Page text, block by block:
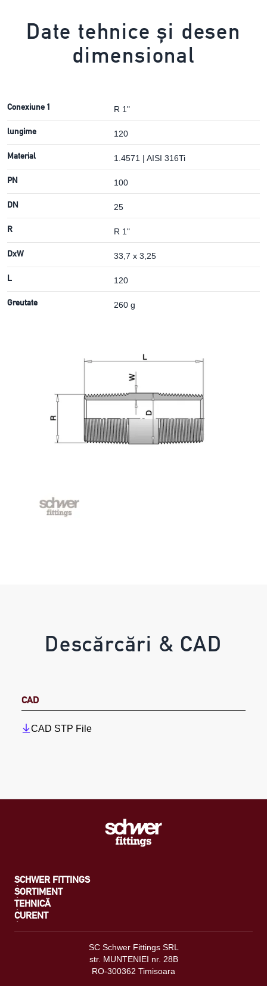
Date tehnice și desen
dimensional
Conexiune 1 R 1"
lungime 120
Material 1.4571 | AISI 316Ti
PN 100
DN 25
R R 1"
DxW 33,7 x 3,25
L 120
Greutate 260 g
Descărcări & CAD
CAD
CAD STP File
SCHWER FITTINGS
SORTIMENT
TEHNICĂ
CURENT
SC Schwer Fittings SRL
str. MUNTENIEI nr. 28B
RO-300362 Timisoara